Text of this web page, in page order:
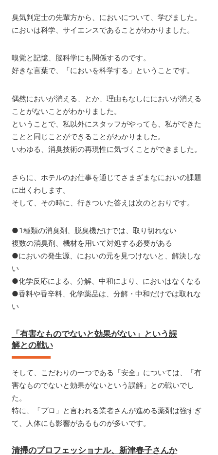
臭気判定士の先輩方から、においについて、学びました。
においは科学、サイエンスであることがわかりました。
嗅覚と記憶、脳科学にも関係するのです。
好きな言葉で、「においを科学する」ということです。
偶然においが消える、とか、理由もなしににおいが消える
ことがないことがわかりました。
ということで、私以外にスタッフがやっても、私ができた
ことと同じことができることがわかりました。
いわゆる、消臭技術の再現性に気づくことができました。
さらに、ホテルのお仕事を通じてさまざまなにおいの課題
に出くわします。
そして、その時に、行きついた答えは次のとおりです。
●1種類の消臭剤、脱臭機だけでは、取り切れない
複数の消臭剤、機材を用いて対処する必要がある
●においの発生源、においの元を見つけないと、解決しな
い
●化学反応による、分解、中和により、においはなくなる
●香料や香辛料、化学薬品は、分解・中和だけでは取れな
い
「有害なものでないと効果がない」という誤
解との戦い
そして、こだわりの一つである「安全」については、「有
害なものでないと効果がないという誤解」との戦いでし
た。
特に、「プロ」と言われる業者さんが進める薬剤は強すぎ
て、人体にも影響があるものが多いです。
清掃のプロフェッショナル、新津春子さんか